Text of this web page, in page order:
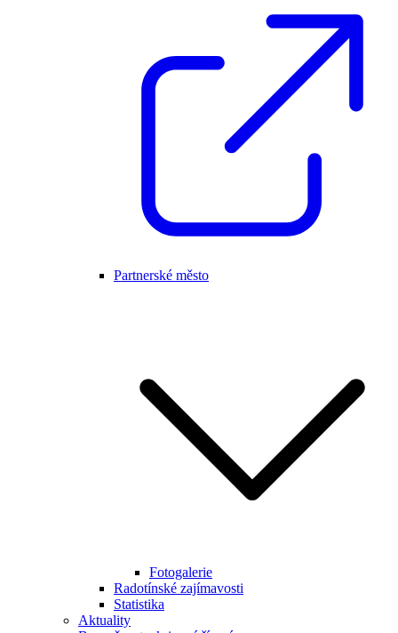
Partnerské město
Fotogalerie
Radotínské zajímavosti
Statistika
Aktuality